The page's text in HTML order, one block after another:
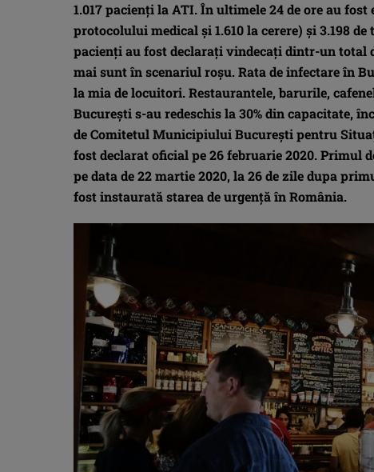
1.017 pacienţi la ATI. În ultimele 24 de ore au fost
protocolului medical și 1.610 la cerere) și 3.198
pacienţi au fost declaraţi vindecaţi dintr-un total
mai sunt în scenariul roşu. Rata de infectare în
la mia de locuitori. Restaurantele, barurile,
Bucureşti s-au redeschis la 30% din capacitate,
de Comitetul Municipiului Bucureşti pentru
fost declarat oficial pe 26 februarie 2020. Primul
pe data de 22 martie 2020, la 26 de zile dupa
fost instaurată starea de urgenţă în România.